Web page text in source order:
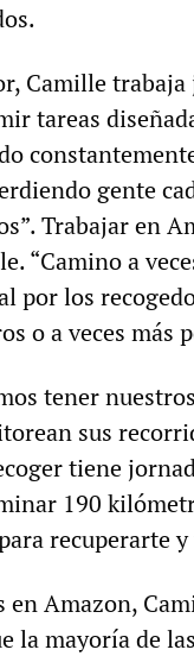
Camille
tareas
gente
Trabajar en
“Camino a
por los
o a veces más
tener
sus
tiene
190
recuperarte
en Amazon,
la mayoría de